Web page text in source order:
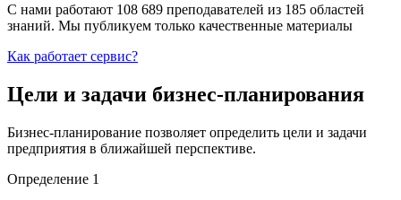
С нами работают 108 689 преподавателей из 185 областей
знаний. Мы публикуем только качественные материалы
Как работает сервис?
Цели и задачи бизнес-планирования
Бизнес-планирование позволяет определить цели и задачи
предприятия в ближайшей перспективе.
Определение 1